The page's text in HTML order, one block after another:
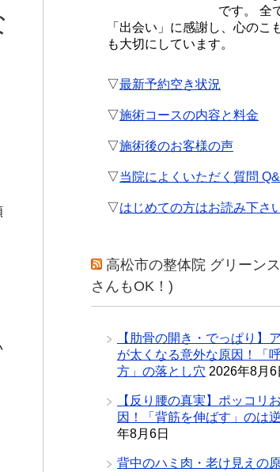
です。 全
「出会い」に感謝し、心のこ
も大切にしています。
▽最新予約空き状況
▽施術コースの内容と料金
▽施術後のお客様の声
▽当院によくいただく質問
▽はじめての方はお読み下さい
高松市の整体院 グリーン
さんもOK！)
【肋骨の開き・でっぱり】
が太くなる意外な原因！「
方」の落とし穴 2026年8月6
【反り腰の真実】ポッコリ
因！「背筋を伸ばす」のは
年8月6日
背中のハミ肉・老け見えの